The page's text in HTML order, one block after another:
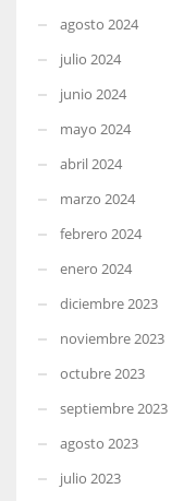
agosto 2024
julio 2024
junio 2024
mayo 2024
abril 2024
marzo 2024
febrero 2024
enero 2024
diciembre 2023
noviembre 2023
octubre 2023
septiembre 2023
agosto 2023
julio 2023